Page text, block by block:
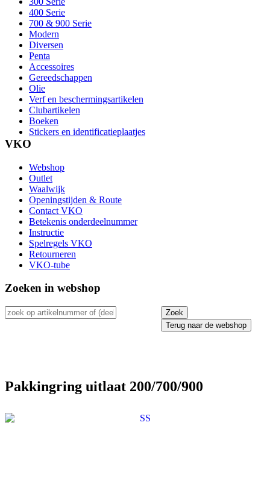
400 Serie
700 & 900 Serie
Modern
Diversen
Penta
Accessoires
Gereedschappen
Olie
Verf en beschermingsartikelen
Clubartikelen
Boeken
Stickers en identificatieplaatjes
VKO
Webshop
Outlet
Waalwijk
Openingstijden & Route
Contact VKO
Betekenis onderdeelnummer
Instructie
Spelregels VKO
Retourneren
VKO-tube
Zoeken in webshop
Terug naar de webshop
Pakkingring uitlaat 200/700/900